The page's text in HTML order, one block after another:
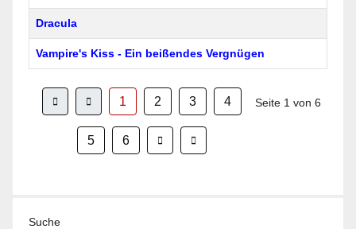
Dracula
Vampire's Kiss - Ein beißendes Vergnügen
Seite 1 von 6
1 2 3 4
5 6
Suche